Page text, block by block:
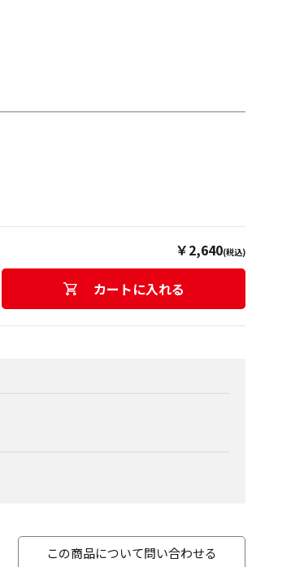
￥2,640(税込)
カートに入れる
この商品について問い合わせる